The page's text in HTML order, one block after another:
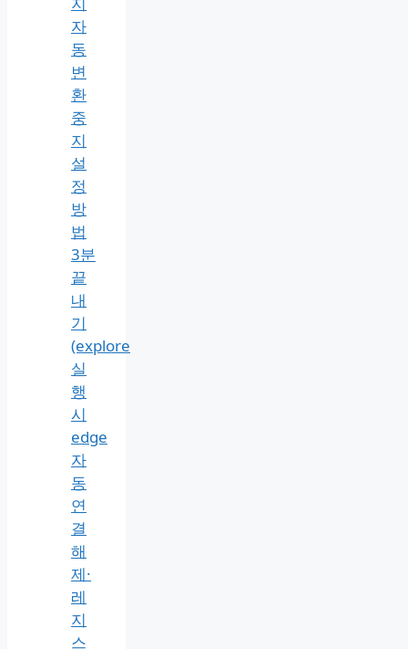
부
(2026
통
합
요
금
제
QoS)
엣
지
자
동
변
환
중
지
설
정
방
법
3분
끝
내
기
(explore
실
행
시